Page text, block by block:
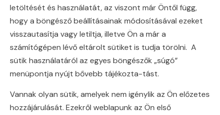
letöltését és használatát, az viszont már Öntől függ,
hogy a böngésző beállításainak módosításával ezeket
visszautasítja vagy letiltja, illetve Ön a már a
számítógépen lévő eltárolt sütiket is tudja törölni. A
sütik használatáról az egyes böngészők „súgó”
menüpontja nyújt bővebb tájékozta-tást.
Vannak olyan sütik, amelyek nem igénylik az Ön előzetes
hozzájárulását. Ezekről weblapunk az Ön első